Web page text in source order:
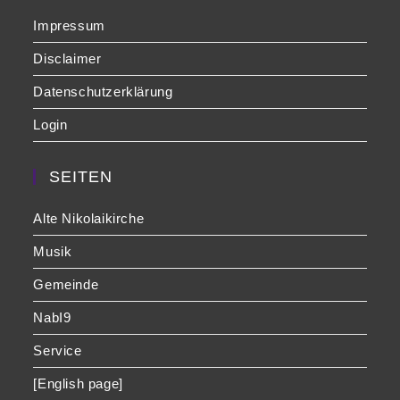
Impressum
Disclaimer
Datenschutzerklärung
Login
SEITEN
Alte Nikolaikirche
Musik
Gemeinde
NabI9
Service
[English page]